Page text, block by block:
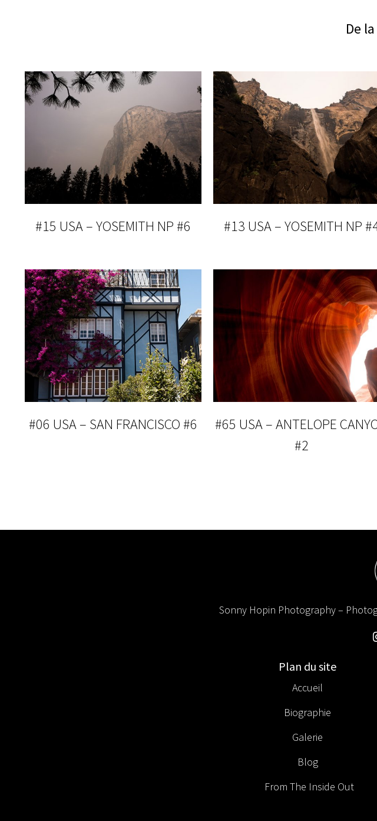
De
#15 USA – YOSEMITH NP #6 #13 USA – YOSEMITH NP
#06 USA – SAN FRANCISCO #6
#65 USA – ANTELOPE
#2
Sonny Hopin Photography –
Plan du site
Accueil
Biographie
Galerie
Blog
From The Inside Out